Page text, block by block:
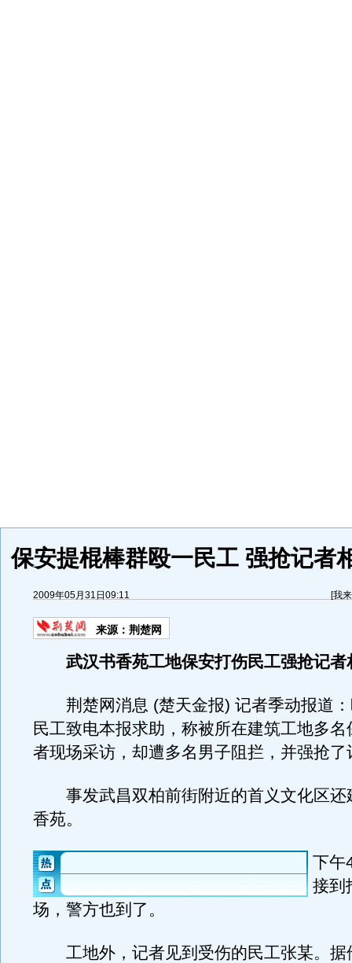
保安提棍棒群殴一民工 强抢记者
2009年05月31日09:11 [我
来源： 荆楚网
武汉书香苑工地保安打伤民工强抢记者
荆楚网消息 (楚天金报) 记者季动报道：
民工致电本报求助，称被所在建筑工地多名
者现场采访，却遭多名男子阻拦，并强抢了
事发武昌双柏前街附近的首义文化区
香苑。
下午
接到
场，警方也到了。
工地外，记者见到受伤的民工张某。据